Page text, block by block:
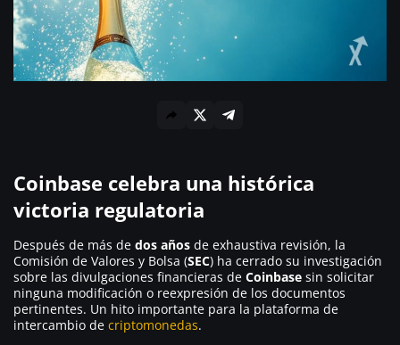
Coinbase celebra una histórica
victoria regulatoria
Después de más de dos años de exhaustiva revisión, la
Comisión de Valores y Bolsa (SEC) ha cerrado su investigación
sobre las divulgaciones financieras de Coinbase sin solicitar
ninguna modificación o reexpresión de los documentos
pertinentes. Un hito importante para la plataforma de
intercambio de criptomonedas.